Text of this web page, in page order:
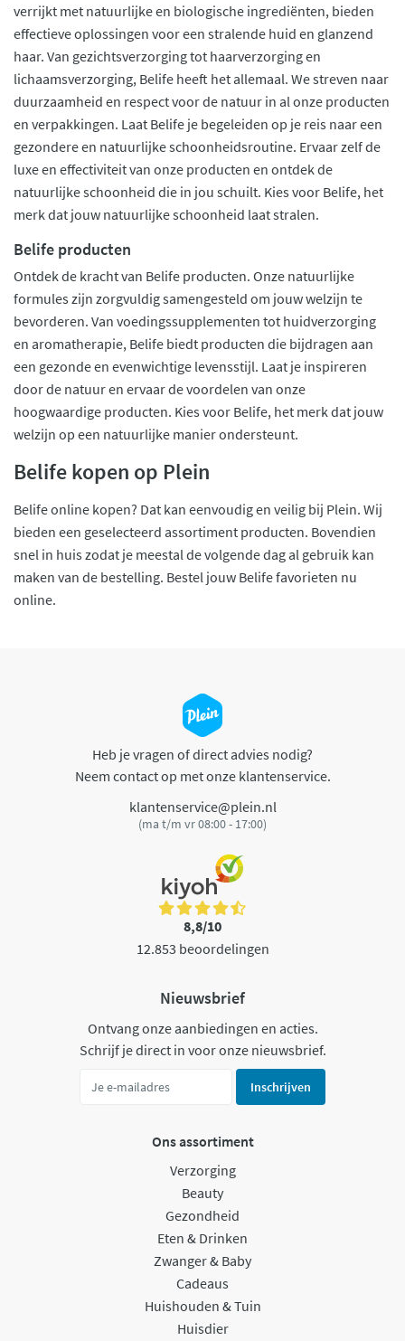
verrijkt met natuurlijke en biologische ingrediënten, bieden
effectieve oplossingen voor een stralende huid en glanzend
haar. Van gezichtsverzorging tot haarverzorging en
lichaamsverzorging, Belife heeft het allemaal. We streven naar
duurzaamheid en respect voor de natuur in al onze producten
en verpakkingen. Laat Belife je begeleiden op je reis naar een
gezondere en natuurlijke schoonheidsroutine. Ervaar zelf de
luxe en effectiviteit van onze producten en ontdek de
natuurlijke schoonheid die in jou schuilt. Kies voor Belife, het
merk dat jouw natuurlijke schoonheid laat stralen.
Belife producten
Ontdek de kracht van Belife producten. Onze natuurlijke
formules zijn zorgvuldig samengesteld om jouw welzijn te
bevorderen. Van voedingssupplementen tot huidverzorging
en aromatherapie, Belife biedt producten die bijdragen aan
een gezonde en evenwichtige levensstijl. Laat je inspireren
door de natuur en ervaar de voordelen van onze
hoogwaardige producten. Kies voor Belife, het merk dat jouw
welzijn op een natuurlijke manier ondersteunt.
Belife kopen op Plein
Belife online kopen? Dat kan eenvoudig en veilig bij Plein. Wij
bieden een geselecteerd assortiment producten. Bovendien
snel in huis zodat je meestal de volgende dag al gebruik kan
maken van de bestelling. Bestel jouw Belife favorieten nu
online.
Heb je vragen of direct advies nodig?
Neem contact op met onze klantenservice.
klantenservice@plein.nl
(ma t/m vr 08:00 - 17:00)
8,8/10
12.853 beoordelingen
Nieuwsbrief
Ontvang onze aanbiedingen en acties.
Schrijf je direct in voor onze nieuwsbrief.
Inschrijven
Ons assortiment
Verzorging
Beauty
Gezondheid
Eten & Drinken
Zwanger & Baby
Cadeaus
Huishouden & Tuin
Huisdier